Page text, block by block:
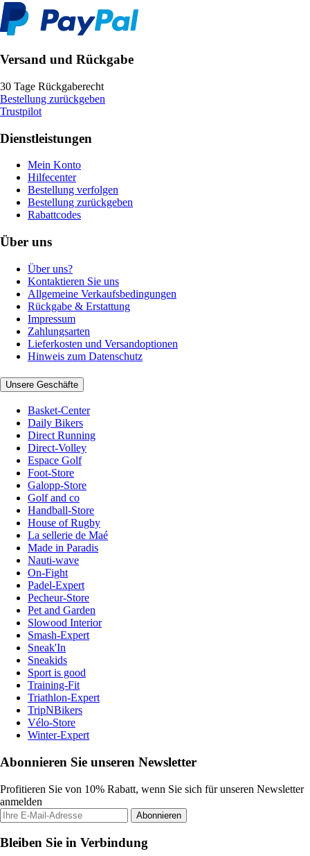
Versand und Rückgabe
30 Tage Rückgaberecht
Bestellung zurückgeben
Trustpilot
Dienstleistungen
Mein Konto
Hilfecenter
Bestellung verfolgen
Bestellung zurückgeben
Rabattcodes
Über uns
Über uns?
Kontaktieren Sie uns
Allgemeine Verkaufsbedingungen
Rückgabe & Erstattung
Impressum
Zahlungsarten
Lieferkosten und Versandoptionen
Hinweis zum Datenschutz
Unsere Geschäfte
Basket-Center
Daily Bikers
Direct Running
Direct-Volley
Espace Golf
Foot-Store
Galopp-Store
Golf and co
Handball-Store
House of Rugby
La sellerie de Maé
Made in Paradis
Nauti-wave
On-Fight
Padel-Expert
Pecheur-Store
Pet and Garden
Slowood Interior
Smash-Expert
Sneak'In
Sneakids
Sport is good
Training-Fit
Triathlon-Expert
TripNBikers
Vélo-Store
Winter-Expert
Abonnieren Sie unseren Newsletter
Profitieren Sie von 10% Rabatt, wenn Sie sich für unseren Newsletter
anmelden
Abonnieren
Bleiben Sie in Verbindung